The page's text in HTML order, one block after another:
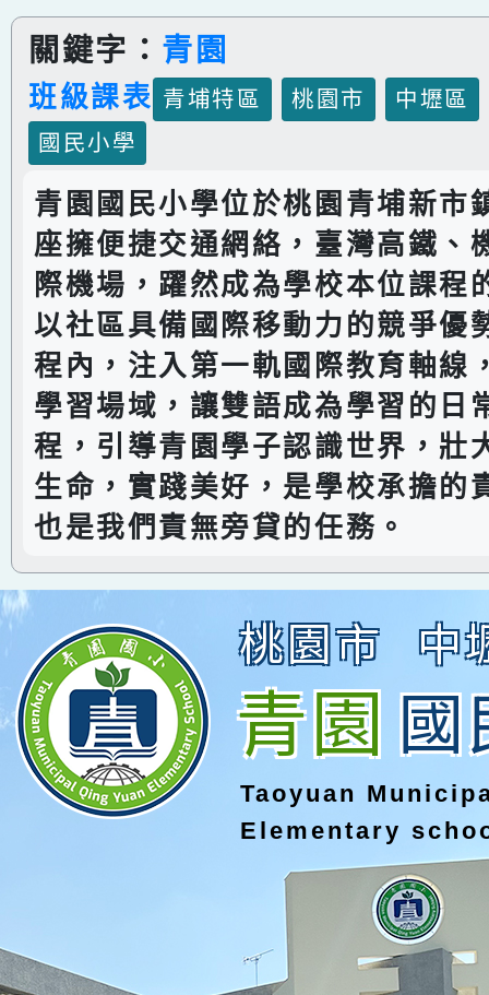
關鍵字： 青園
班級課表 青埔特區 桃園市
中壢區
國民小學
青園國民小學位於桃園青埔新市
座擁便捷交通網絡，臺灣高鐵、
際機場，躍然成為學校本位課程
以社區具備國際移動力的競爭優
程內，注入第一軌國際教育軸線
學習場域，讓雙語成為學習的日
程，引導青園學子認識世界，壯
生命，實踐美好，是學校承擔的
也是我們責無旁貸的任務。
桃園市 中
青園國
Taoyuan
Elementary